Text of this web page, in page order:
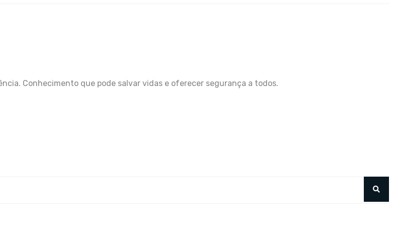
Conhecimento que pode salvar vidas e oferecer segurança a todos.